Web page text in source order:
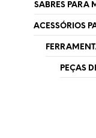
SABRES PARA
ACESSÓRIOS
PEÇAS